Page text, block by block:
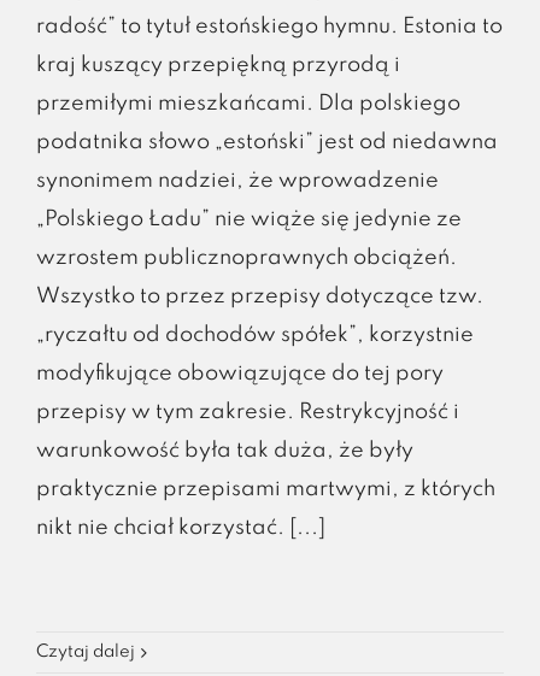
radość” to tytuł estońskiego hymnu. Estonia to
kraj kuszący przepiękną przyrodą i
przemiłymi mieszkańcami. Dla polskiego
podatnika słowo „estoński” jest od niedawna
synonimem nadziei, że wprowadzenie
„Polskiego Ładu” nie wiąże się jedynie ze
wzrostem publicznoprawnych obciążeń.
Wszystko to przez przepisy dotyczące tzw.
„ryczałtu od dochodów spółek”, korzystnie
modyfikujące obowiązujące do tej pory
przepisy w tym zakresie. Restrykcyjność i
warunkowość była tak duża, że były
praktycznie przepisami martwymi, z których
nikt nie chciał korzystać. [...]
Czytaj dalej